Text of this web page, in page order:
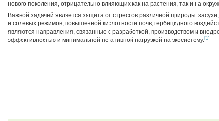
нового поколения, отрицательно влияющих как на растения, так и на
Важной задачей является защита от стрессов различной природы:
и солевых режимов, повышенной кислотности почв, гербицидного
являются направления, связанные с разработкой, производством и
эффективностью и минимальной негативной нагрузкой на экосистему.[1]